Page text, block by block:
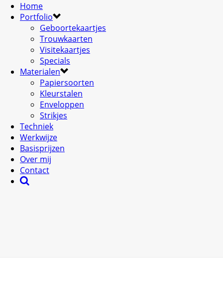
Home
Portfolio
Geboortekaartjes
Trouwkaarten
Visitekaartjes
Specials
Materialen
Papiersoorten
Kleurstalen
Enveloppen
Strikjes
Techniek
Werkwijze
Basisprijzen
Over mij
Contact